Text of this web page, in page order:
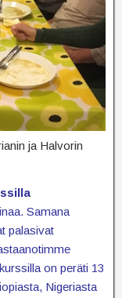
ja Halvorin
Samana
palasivat
on peräti 13
Nigeriasta